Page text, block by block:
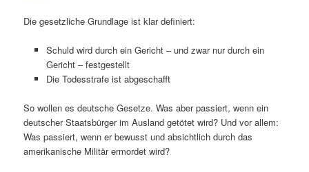
Die gesetzliche Grundlage ist klar definiert:
Schuld wird durch ein Gericht – und zwar nur durch ein
Gericht – festgestellt
Die Todesstrafe ist abgeschafft
So wollen es deutsche Gesetze. Was aber passiert, wenn ein
deutscher Staatsbürger im Ausland getötet wird? Und vor allem:
Was passiert, wenn er bewusst und absichtlich durch das
amerikanische Militär ermordet wird?